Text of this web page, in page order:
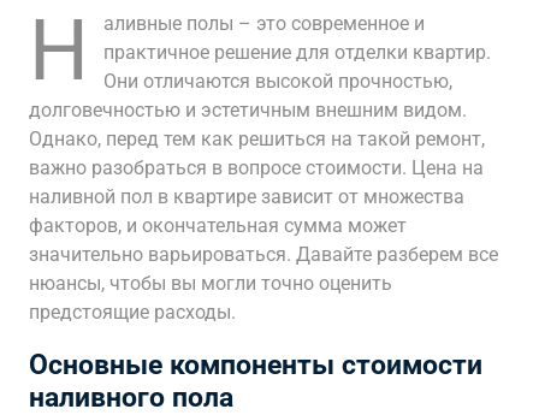
Н
аливные полы – это современное и
практичное решение для отделки квартир.
Они отличаются высокой прочностью,
долговечностью и эстетичным внешним видом.
Однако, перед тем как решиться на такой ремонт,
важно разобраться в вопросе стоимости. Цена на
наливной пол в квартире зависит от множества
факторов, и окончательная сумма может
значительно варьироваться. Давайте разберем все
нюансы, чтобы вы могли точно оценить
предстоящие расходы.
Основные компоненты стоимости
наливного пола